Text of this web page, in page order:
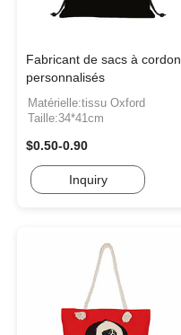
Fabricant de sacs à cordon
personnalisés
Matérielle:tissu Oxford
Taille:34*41cm
$0.50-0.90
Inquiry